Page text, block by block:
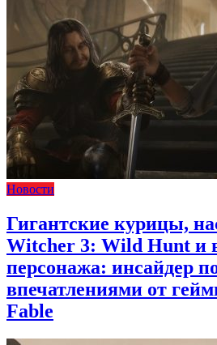
Новости
Гигантские курицы,
Witcher 3: Wild Hunt и
персонажа: инсайдер
впечатлениями от
Fable